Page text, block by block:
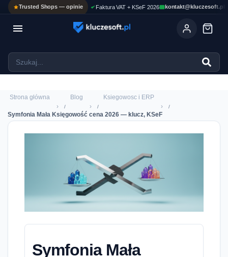
Trusted Shops — opinie Faktura VAT + KSeF 2026 kontakt@kluczesoft.pl

Strona główna
›
Blog
›
Ksiegowosc i ERP
›
Symfonia Mała Księgowość cena 2026 — klucz, KSeF
Symfonia Mała
ASYSTENT AI